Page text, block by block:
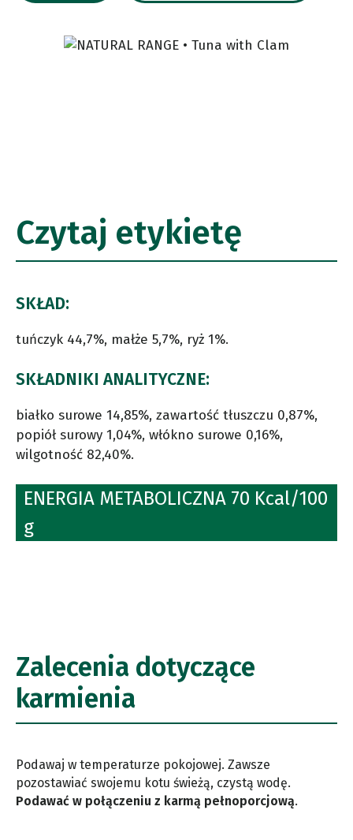
Czytaj etykietę
SKŁAD:
tuńczyk 44,7%, małże 5,7%, ryż 1%.
SKŁADNIKI ANALITYCZNE:
białko surowe 14,85%, zawartość tłuszczu 0,87%,
popiół surowy 1,04%, włókno surowe 0,16%,
wilgotność 82,40%.
ENERGIA METABOLICZNA 70 Kcal/100
g
Zalecenia dotyczące
karmienia
Podawaj w temperaturze pokojowej. Zawsze
pozostawiać swojemu kotu świeżą, czystą wodę.
Podawać w połączeniu z karmą pełnoporcjową.